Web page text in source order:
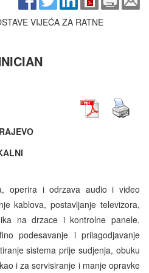
VIJEĆA ZA RATNE
operira i odrzava audio i video
kablova, postavljanje televizora,
na drzace i kontrolne panele.
podesavanje i prilagodjavanje
sistema prije sudjenja, obuku
i za servisiranje i manje opravke